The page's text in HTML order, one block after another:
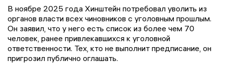
В ноябре 2025 года Хинштейн потребовал уволить из
органов власти всех чиновников с уголовным прошлым.
Он заявил, что у него есть список из более чем 70
человек, ранее привлекавшихся к уголовной
ответственности. Тех, кто не выполнит предписание, он
пригрозил публично оглашать.